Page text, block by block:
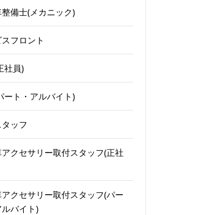
整備士(メカニック)
フロント
社員)
ート・アルバイト)
ッフ
アクセサリー取付スタッフ(正社
アクセサリー取付スタッフ(パー
ルバイト)